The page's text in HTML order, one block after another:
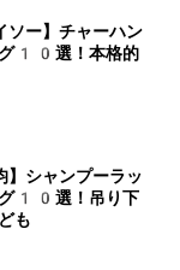
ー】チャーハン
グ10選！本格的
シャンプーラッ
グ10選！吊り下
も